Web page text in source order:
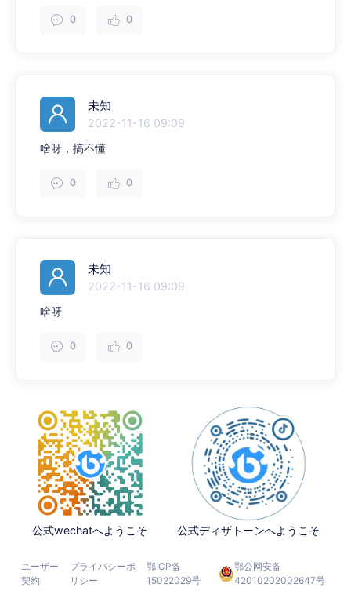
0 0
未知
2022-11-16 09:09
啥呀，搞不懂
0 0
未知
2022-11-16 09:09
啥呀
0 0
公式wechatへようこそ 公式ディザトーンへようこそ
ユーザー
契約
プライバシーポ
リシー
鄂ICP备
15022029号
鄂公网安备
42010202002647号